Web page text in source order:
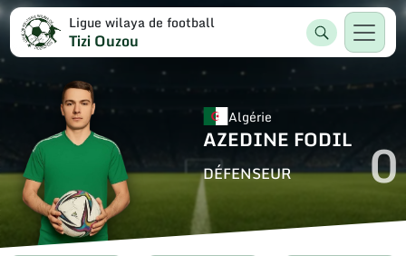
Ligue wilaya de football
Tizi Ouzou
Algérie
AZEDINE FODIL
DÉFENSEUR 0